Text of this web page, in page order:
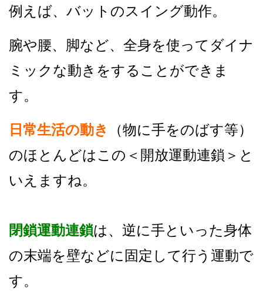
例えば、バットのスイング動作。
腕や腰、脚など、全身を使ってダイナ
ミックな動きをすることができま
す。
日常生活の動き
（物に手をのばす等）
のほとんどはこの＜開放運動連鎖＞と
いえますね。
閉鎖運動連鎖は、逆に手といった身体
の末端を壁などに固定して行う運動で
す。